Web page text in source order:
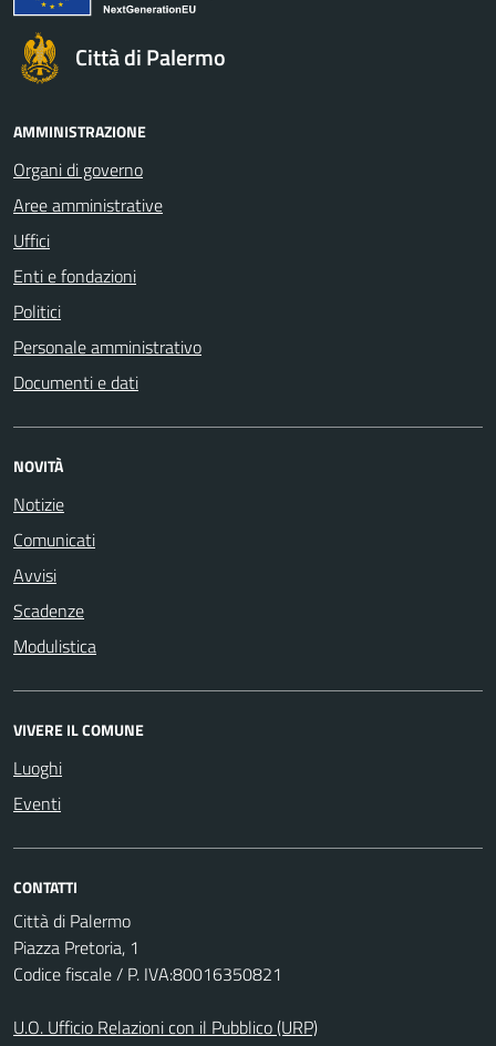
Città di Palermo
AMMINISTRAZIONE
Organi di governo
Aree amministrative
Uffici
Enti e fondazioni
Politici
Personale amministrativo
Documenti e dati
NOVITÀ
Notizie
Comunicati
Avvisi
Scadenze
Modulistica
VIVERE IL COMUNE
Luoghi
Eventi
CONTATTI
Città di Palermo
Piazza Pretoria, 1
Codice fiscale / P. IVA:80016350821
U.O. Ufficio Relazioni con il Pubblico (URP)